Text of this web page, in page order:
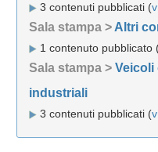
3 contenuti pubblicati (
Sala stampa > Altri
1 contenuto pubblicato
Sala stampa > Veicoli
industriali
3 contenuti pubblicati (